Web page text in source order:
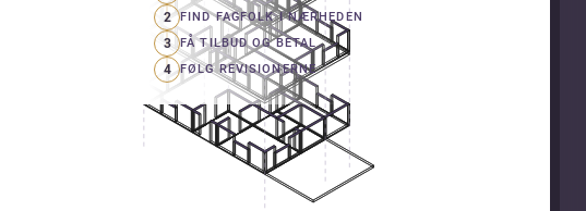
2 FIND FAGFOLK I NÆRHEDEN
3 FÅ TILBUD OG BETAL
4 FØLG REVISIONERNE